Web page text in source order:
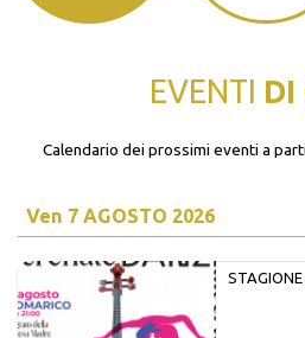
EVENTI DI
Calendario dei prossimi eventi a
Ven 7 AGOSTO 2026